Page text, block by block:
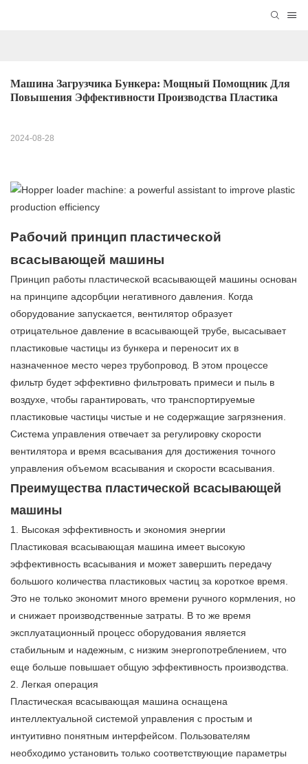
Машина Загрузчика Бункера: Мощный Помощник Для
Повышения Эффективности Производства Пластика
2024-08-28
Рабочий принцип пластической
всасывающей машины
Принцип работы пластической всасывающей машины основан
на принципе адсорбции негативного давления. Когда
оборудование запускается, вентилятор образует
отрицательное давление в всасывающей трубе, высасывает
пластиковые частицы из бункера и переносит их в
назначенное место через трубопровод. В этом процессе
фильтр будет эффективно фильтровать примеси и пыль в
воздухе, чтобы гарантировать, что транспортируемые
пластиковые частицы чистые и не содержащие загрязнения.
Система управления отвечает за регулировку скорости
вентилятора и время всасывания для достижения точного
управления объемом всасывания и скорости всасывания.
Преимущества пластической всасывающей
машины
1. Высокая эффективность и экономия энергии
Пластиковая всасывающая машина имеет высокую
эффективность всасывания и может завершить передачу
большого количества пластиковых частиц за короткое время.
Это не только экономит много времени ручного кормления, но
и снижает производственные затраты. В то же время
эксплуатационный процесс оборудования является
стабильным и надежным, с низким энергопотреблением, что
еще больше повышает общую эффективность производства.
2. Легкая операция
Пластическая всасывающая машина оснащена
интеллектуальной системой управления с простым и
интуитивно понятным интерфейсом. Пользователям
необходимо установить только соответствующие параметры